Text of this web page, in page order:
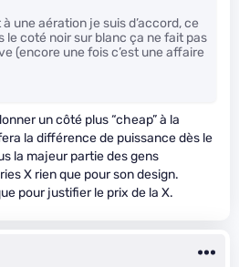
une aération je suis d’accord, ce
le coté noir sur blanc ça ne fait pas
(encore une fois c’est une affaire
un côté plus “cheap” à la
la différence de puissance dès le
la majeur partie des gens
X rien que pour son design.
pour justifier le prix de la X.